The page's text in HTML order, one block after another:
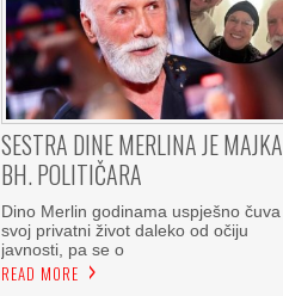
SESTRA DINE MERLINA JE MAJKA
BH. POLITIČARA
Dino Merlin godinama uspješno čuva
svoj privatni život daleko od očiju
javnosti, pa se o
READ MORE